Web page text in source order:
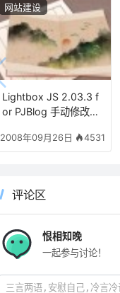
Lightbox JS 2.03.3 f
or PJBlog 手动修改方
2008年09月26日 4531
网站建设
评论区
恨相知晚
一起参与讨论！